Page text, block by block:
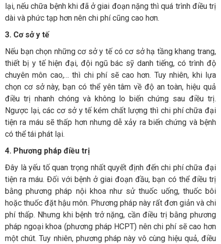
lại, nếu chữa bệnh khi đã ở giai đoạn nặng thì quá trình điều trị
dài và phức tạp hơn nên chi phí cũng cao hơn.
3. Cơ sở y tế
Nếu bạn chọn những cơ sở y tế có cơ sở hạ tầng khang trang,
thiết bị y tế hiện đại, đội ngũ bác sỹ danh tiếng, có trình độ
chuyên môn cao,… thì chi phí sẽ cao hơn. Tuy nhiên, khi lựa
chọn cơ sở này, bạn có thể yên tâm về độ an toàn, hiệu quả
điều trị nhanh chóng và không lo biến chứng sau điều trị.
Ngược lại, các cơ sở y tế kém chất lượng thì chi phí chữa đại
tiện ra máu sẽ thấp hơn nhưng dễ xảy ra biến chứng và bệnh
có thể tái phát lại.
4. Phương pháp điều trị
Đây là yếu tố quan trọng nhất quyết định đến chi phí chữa đại
tiện ra máu. Đối với bệnh ở giai đoạn đầu, bạn có thể điều trị
bằng phương pháp nội khoa như sử thuốc uống, thuốc bôi
hoặc thuốc đặt hậu môn. Phương pháp này rất đơn giản và chi
phí thấp. Nhưng khi bệnh trở nặng, cần điều trị bằng phương
pháp ngoại khoa (phương pháp HCPT) nên chi phí sẽ cao hơn
một chút. Tuy nhiên, phương pháp này vô cùng hiệu quả, điều